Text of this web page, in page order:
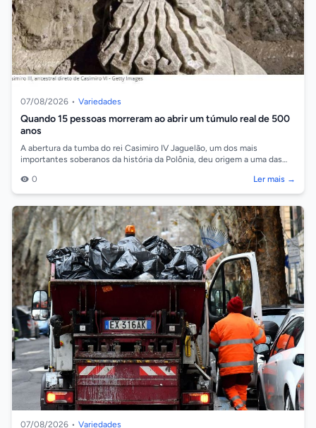
07/08/2026 • Variedades
Quando 15 pessoas morreram ao abrir um túmulo real de 500
anos
A abertura da tumba do rei Casimiro IV Jaguelão, um dos mais
importantes soberanos da história da Polônia, deu origem a uma das
0
Ler mais →
07/08/2026 • Variedades